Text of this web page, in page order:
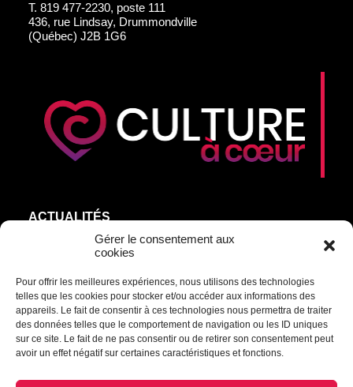
Gérer le consentement aux
cookies
Pour offrir les meilleures expériences, nous utilisons des technologies
telles que les cookies pour stocker et/ou accéder aux informations des
appareils. Le fait de consentir à ces technologies nous permettra de traiter
des données telles que le comportement de navigation ou les ID uniques
sur ce site. Le fait de ne pas consentir ou de retirer son consentement peut
avoir un effet négatif sur certaines caractéristiques et fonctions.
T. 819 477-2230, poste 111
436, rue Lindsay, Drummondville
(Québec) J2B 1G6
ACTUALITÉS
AGEND’ART
NOS ARTISTES
ÉDITIONS
S’ABONNER
Transmettre une information ou un commentaire :